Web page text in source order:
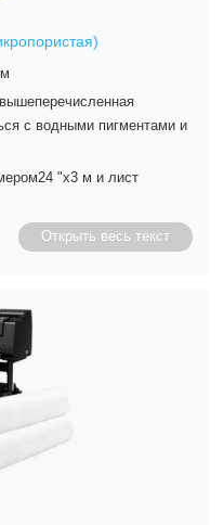
с водными пигментами и
"x3 м и лист
Открыть весь текст